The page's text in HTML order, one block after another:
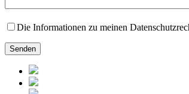
Die Informationen zu meinen